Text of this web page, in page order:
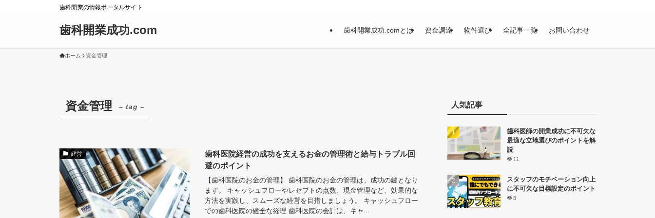
歯科開業の情報ポータルサイト
歯科開業成功.com 歯科開業成功.comとは 資金調達 物件選び 全記事一覧 お問い合わせ
ホーム 資金管理
資金管理 – tag –
経営
歯科医院経営の成功を支えるお金の管理術と給与トラブル回
避のポイント
【歯科医院のお金の管理】 歯科医院のお金の管理は、成功の鍵となり
ます。 キャッシュフローやレセプトの点数、現金管理など、効果的な
方法を実践し、スムーズな経営を目指しましょう。 キャッシュフロー
での歯科医院の健全な経理 歯科医院の会計は、キャ...
人気記事
歯科医師の開業成功に不可欠な
最適な立地選びのポイントを解
説
11
スタッフのモチベーション向上
に不可欠な目標設定のポイント
8